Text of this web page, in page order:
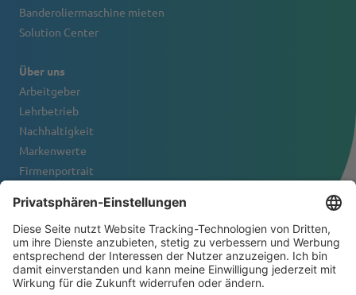
Banderoliermaschine mieten
Solution Center
Über uns
Arbeitgeber
Lehrbetrieb
Nachhaltigkeit
Markenwerte
Firmenportrait
Kontakt
NEWSLETTER